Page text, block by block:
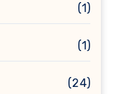
(1)
(1)
(24)